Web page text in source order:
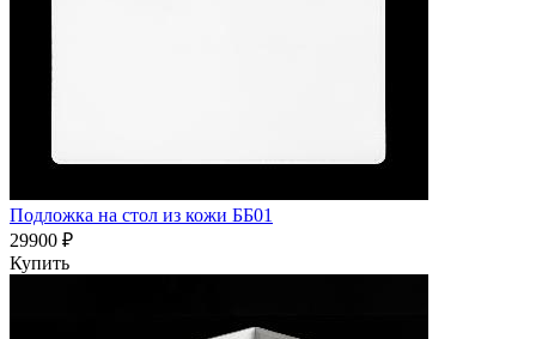
Подложка на стол из кожи ББ01
29900 ₽
Купить